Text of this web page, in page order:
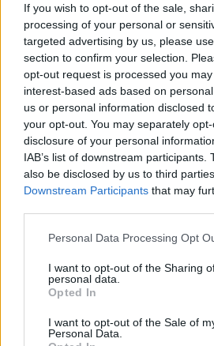
If you wish to opt-out of the sale,
processing of your personal or
targeted advertising by us, please
section to confirm your selection.
opt-out request is processed you
interest-based ads based on
us or personal information disclosed
your opt-out. You may separately
disclosure of your personal
IAB’s list of downstream participants.
also be disclosed by us to third
Downstream Participants that may
Please note that this website/app
not limited to your visit or usage
grant or deny consent to Google and
use your data for below specified
consent section.
Personal Data Processing Opt
I want to opt-out of the Sharing
personal data.
Opted In
I want to opt-out of the Sale of
Personal Data.
A kastély fura ura, a
lépten-nyomon a bolondját
vendégekkel, váratlan
össze az elméjüket és az
illúziók és megtévesztések
orra, éles szemre és biztos
lesz. Ha minden szoba titkát
megfejteni, a jutalom sem
kideríthetik, vajon elég
szemkápráztató
Beszélő falak rejtélyét, vagy
szerencsések, a Mágussal és